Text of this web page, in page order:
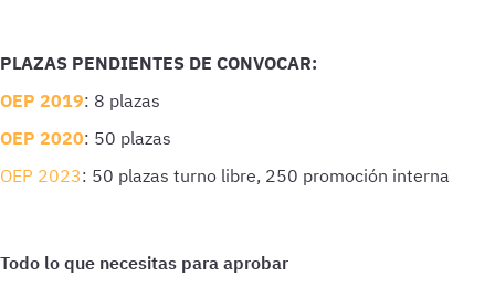
PLAZAS PENDIENTES DE CONVOCAR:
OEP 2019: 8 plazas
OEP 2020: 50 plazas
OEP 2023: 50 plazas turno libre, 250 promoción interna